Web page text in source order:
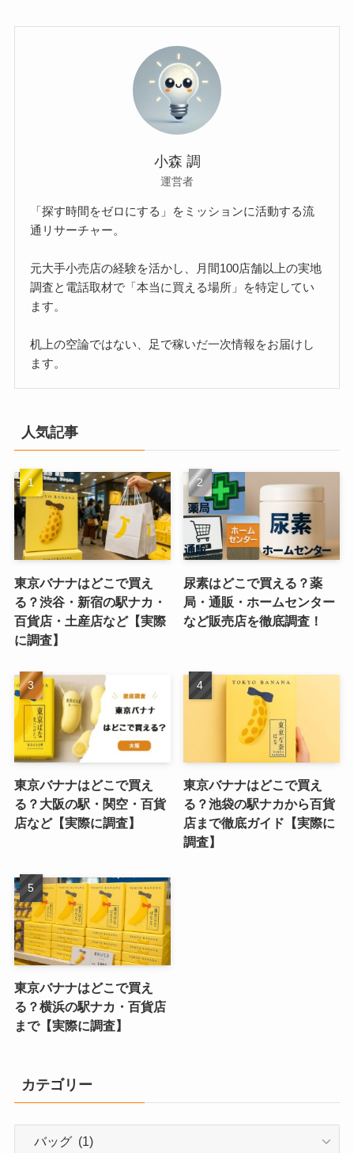
小森 調
運営者
「探す時間をゼロにする」をミッションに活動する流
通リサーチャー。
元大手小売店の経験を活かし、月間100店舗以上の実地
調査と電話取材で「本当に買える場所」を特定してい
ます。
机上の空論ではない、足で稼いだ一次情報をお届けし
ます。
人気記事
東京バナナはどこで買え
る？渋谷・新宿の駅ナカ・
百貨店・土産店など【実際
に調査】
尿素はどこで買える？薬
局・通販・ホームセンター
など販売店を徹底調査！
東京バナナはどこで買え
る？大阪の駅・関空・百貨
店など【実際に調査】
東京バナナはどこで買え
る？池袋の駅ナカから百貨
店まで徹底ガイド【実際に
調査】
東京バナナはどこで買え
る？横浜の駅ナカ・百貨店
まで【実際に調査】
カテゴリー